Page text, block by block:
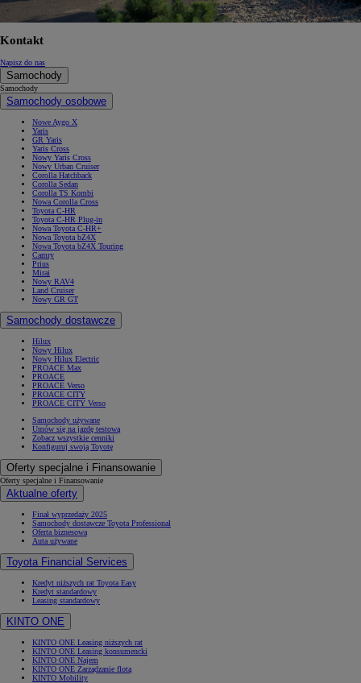
Kontakt
Napisz do nas
Samochody
Samochody
Samochody osobowe
Nowe Aygo X
Yaris
GR Yaris
Yaris Cross
Nowy Yaris Cross
Nowy Urban Cruiser
Corolla Hatchback
Corolla Sedan
Corolla TS Kombi
Nowa Corolla Cross
Toyota C-HR
Toyota C-HR Plug-in
Nowa Toyota C-HR+
Nowa Toyota bZ4X
Nowa Toyota bZ4X Touring
Camry
Prius
Mirai
Nowy RAV4
Land Cruiser
Nowy GR GT
Samochody dostawcze
Hilux
Nowy Hilux
Nowy Hilux Electric
PROACE Max
PROACE
PROACE Verso
PROACE CITY
PROACE CITY Verso
Samochody używane
Umów się na jazdę testową
Zobacz wszystkie cenniki
Konfiguruj swoją Toyotę
Oferty specjalne i Finansowanie
Oferty specjalne i Finansowanie
Aktualne oferty
Finał wyprzedaży 2025
Samochody dostawcze Toyota Professional
Oferta biznesowa
Auta używane
Toyota Financial Services
Kredyt niższych rat Toyota Easy
Kredyt standardowy
Leasing standardowy
KINTO ONE
KINTO ONE Leasing niższych rat
KINTO ONE Leasing konsumencki
KINTO ONE Najem
KINTO ONE Zarządzanie flotą
KINTO Mobility